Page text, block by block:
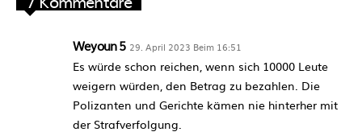
Weyoun 5 29. April 2023 Beim 16:51
Es würde schon reichen, wenn sich 10000 Leute
weigern würden, den Betrag zu bezahlen. Die
Polizanten und Gerichte kämen nie hinterher mit
der Strafverfolgung.